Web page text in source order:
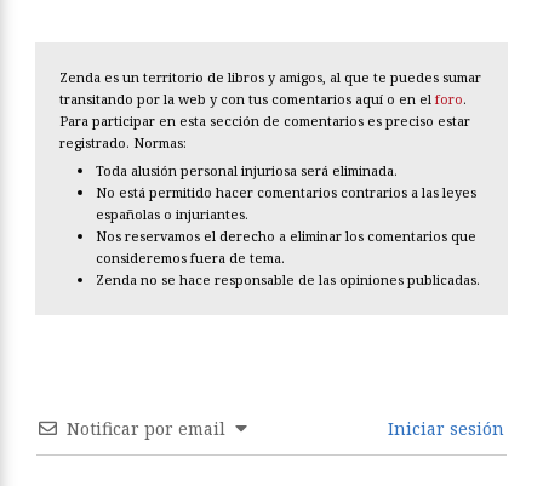
Zenda es un territorio de libros y amigos, al que te puedes sumar
transitando por la web y con tus comentarios aquí o en el foro.
Para participar en esta sección de comentarios es preciso estar
registrado. Normas:
Toda alusión personal injuriosa será eliminada.
No está permitido hacer comentarios contrarios a las leyes
españolas o injuriantes.
Nos reservamos el derecho a eliminar los comentarios que
consideremos fuera de tema.
Zenda no se hace responsable de las opiniones publicadas.
Notificar por email Iniciar sesión